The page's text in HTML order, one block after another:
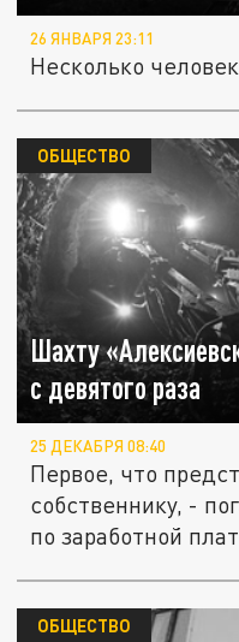
26 ЯНВАРЯ 23:11
Несколько
Шахту
с девятого раза
ОБЩЕСТВО
25 ДЕКАБРЯ 08:40
Первое, что
собственнику, -
по заработной
ОБЩЕСТВО